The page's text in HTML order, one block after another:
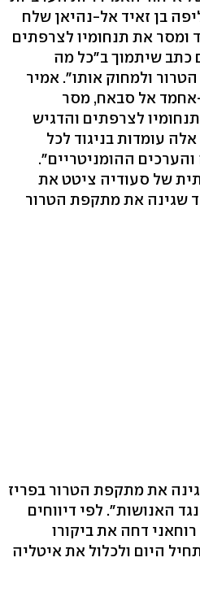
בן זאיד אל-נהיאן שלח
ומסר את תנחומיו לצרפתים
כתב שיתמוך ב"כל מה
ולמחוק אותו". אמיר
אחמד אל סבאח, מסר
לצרפתים והדגיש
עומדות בניגוד לכל
ההומניטריים".
של סעודיה ציטט את
שגינה את מתקפת הטרור
את מתקפת הטרור בפריז
האנושות". לפי דיווחים
דחה את ביקורו
היום ולכלול את איטליה